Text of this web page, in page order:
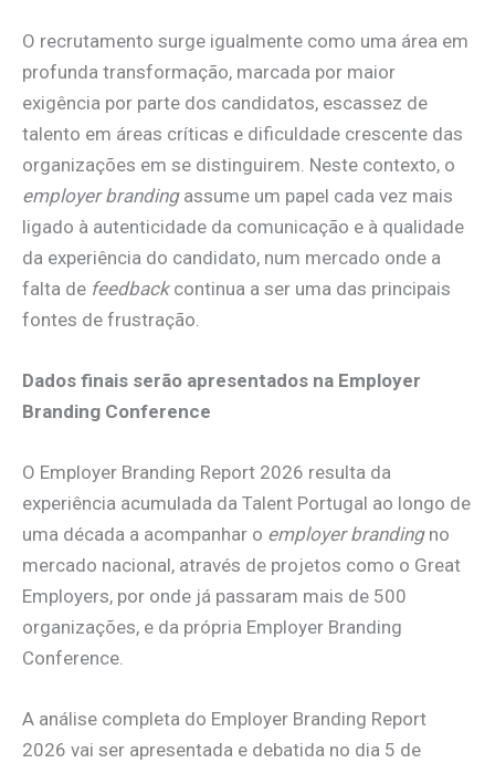
O recrutamento surge igualmente como uma área em
profunda transformação, marcada por maior
exigência por parte dos candidatos, escassez de
talento em áreas críticas e dificuldade crescente das
organizações em se distinguirem. Neste contexto, o
employer brandingassume um papel cada vez mais
ligado à autenticidade da comunicação e à qualidade
da experiência do candidato, num mercado onde a
falta de feedbackcontinua a ser uma das principais
fontes de frustração.
Dados finais serão apresentados na Employer
Branding Conference
O Employer Branding Report 2026 resulta da
experiência acumulada da Talent Portugal ao longo de
uma década a acompanhar o employer brandingno
mercado nacional, através de projetos como o Great
Employers, por onde já passaram mais de 500
organizações, e da própria Employer Branding
Conference.
A análise completa do Employer Branding Report
2026 vai ser apresentada e debatida no dia 5 de